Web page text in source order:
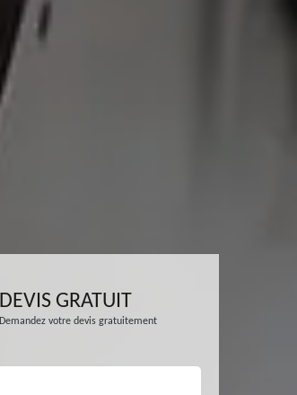
DEVIS GRATUIT
Demandez votre devis gratuitement